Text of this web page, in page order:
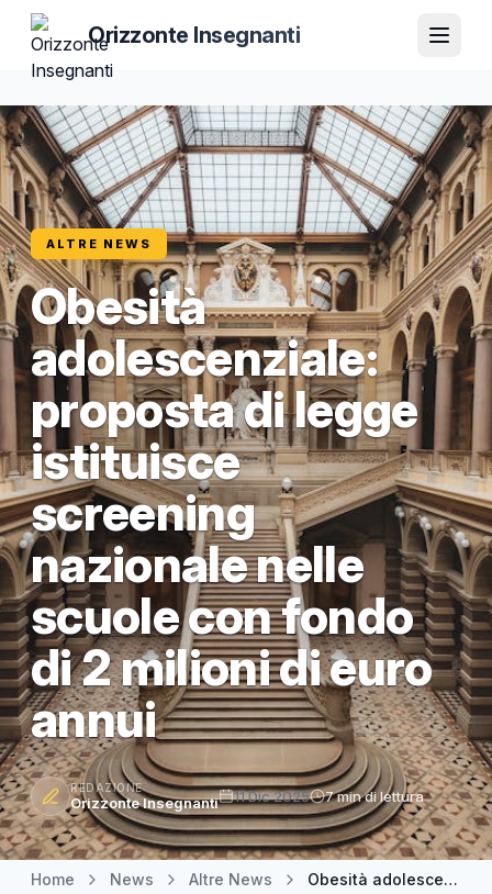
Orizzonte Insegnanti
ALTRE NEWS
Obesità
adolescenziale:
proposta di legge
istituisce
screening
nazionale nelle
scuole con fondo
di 2 milioni di euro
annui
REDAZIONE
Orizzonte Insegnanti 11 Dic 2025 7 min di lettura
Home News Altre News Obesità adolescenziale: proposta di legge istituisce screening nazionale nelle scuole con fondo di 2 milioni di euro annui